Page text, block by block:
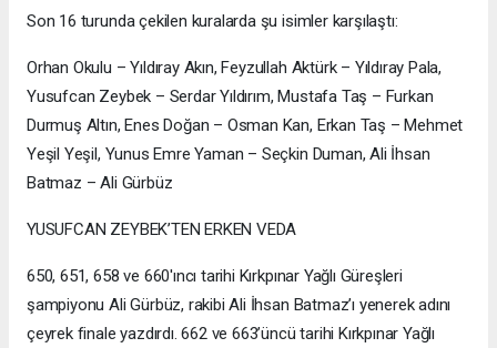
Son 16 turunda çekilen kuralarda şu isimler karşılaştı:
Orhan Okulu – Yıldıray Akın, Feyzullah Aktürk – Yıldıray Pala,
Yusufcan Zeybek – Serdar Yıldırım, Mustafa Taş – Furkan
Durmuş Altın, Enes Doğan – Osman Kan, Erkan Taş – Mehmet
Yeşil Yeşil, Yunus Emre Yaman – Seçkin Duman, Ali İhsan
Batmaz – Ali Gürbüz
YUSUFCAN ZEYBEK’TEN ERKEN VEDA
650, 651, 658 ve 660'ıncı tarihi Kırkpınar Yağlı Güreşleri
şampiyonu Ali Gürbüz, rakibi Ali İhsan Batmaz’ı yenerek adını
çeyrek finale yazdırdı. 662 ve 663’üncü tarihi Kırkpınar Yağlı